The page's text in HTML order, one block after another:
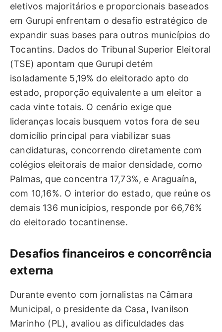
eletivos majoritários e proporcionais baseados
em Gurupi enfrentam o desafio estratégico de
expandir suas bases para outros municípios do
Tocantins. Dados do Tribunal Superior Eleitoral
(TSE) apontam que Gurupi detém
isoladamente 5,19% do eleitorado apto do
estado, proporção equivalente a um eleitor a
cada vinte totais. O cenário exige que
lideranças locais busquem votos fora de seu
domicílio principal para viabilizar suas
candidaturas, concorrendo diretamente com
colégios eleitorais de maior densidade, como
Palmas, que concentra 17,73%, e Araguaína,
com 10,16%. O interior do estado, que reúne os
demais 136 municípios, responde por 66,76%
do eleitorado tocantinense.
Desafios financeiros e concorrência
externa
Durante evento com jornalistas na Câmara
Municipal, o presidente da Casa, Ivanilson
Marinho (PL), avaliou as dificuldades das